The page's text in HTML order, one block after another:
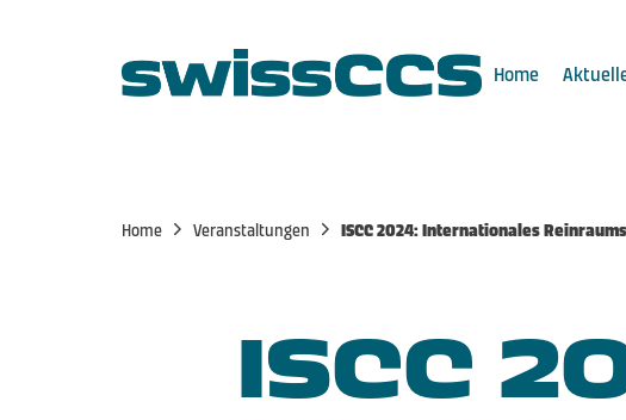
Home
Home Veranstaltungen ISCC 2024: Internationales
ISCC